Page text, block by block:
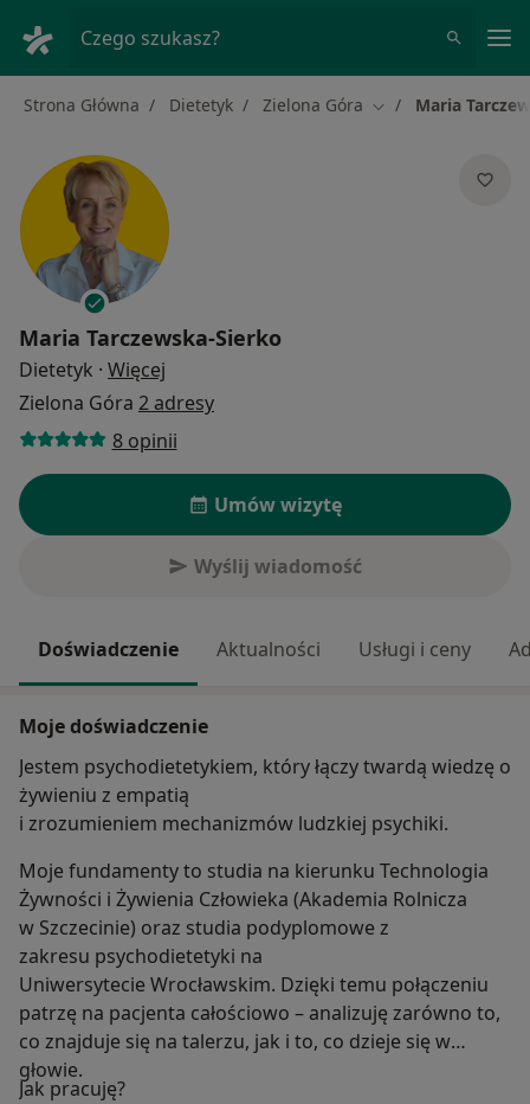
Czego szukasz?
Strona Główna Dietetyk Zielona Góra Zmień miasto
Maria
Maria Tarczewska-Sierko
Dietetyk · Więcej
Zielona Góra 2 adresy
8 opinii
Umów wizytę
Wyślij wiadomość
Doświadczenie Aktualności Usługi i ceny
Moje doświadczenie
Jestem psychodietetykiem, który łączy twardą wiedzę o
żywieniu z empatią
i zrozumieniem mechanizmów ludzkiej psychiki.
Moje fundamenty to studia na kierunku Technologia
Żywności i Żywienia Człowieka (Akademia Rolnicza
w Szczecinie) oraz studia podyplomowe z
zakresu psychodietetyki na
Uniwersytecie Wrocławskim. Dzięki temu połączeniu
patrzę na pacjenta całościowo – analizuję zarówno to,
co znajduje się na talerzu, jak i to, co dzieje się w
głowie.
Jak pracuję?